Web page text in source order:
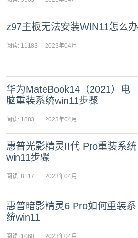
15日 09:46:09
z97主板无法安装WIN11怎么办
阅读: 11183
2023年04月
华为MateBook14（2021）电
脑重装系统win11步骤
阅读: 1883
2023年04月
13日 10:21:49
惠普光影精灵II代 Pro重装系统
win11步骤
阅读: 8117
2023年04月
惠普暗影精灵6 Pro如何重装系
统win11
阅读: 1060 2023年04月